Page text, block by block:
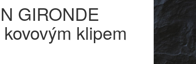
GIRONDE
klipem